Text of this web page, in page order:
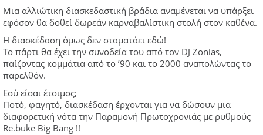
Μια αλλιώτικη διασκεδαστική βράδια αναμένεται να υπάρξει
εφόσον θα δοθεί δωρεάν καρναβαλίστικη στολή στον καθένα.
Η διασκέδαση όμως δεν σταματάει εδώ!
Το πάρτι θα έχει την συνοδεία του από τον DJ Zonias,
παίζοντας κομμάτια από το ’90 και το 2000 αναπολώντας το
παρελθόν.
Εσύ είσαι έτοιμος;
Ποτό, φαγητό, διασκέδαση έρχονται για να δώσουν μια
διαφορετική νότα την Παραμονή Πρωτοχρονιάς με ρυθμούς
Re.buke Big Bang !!